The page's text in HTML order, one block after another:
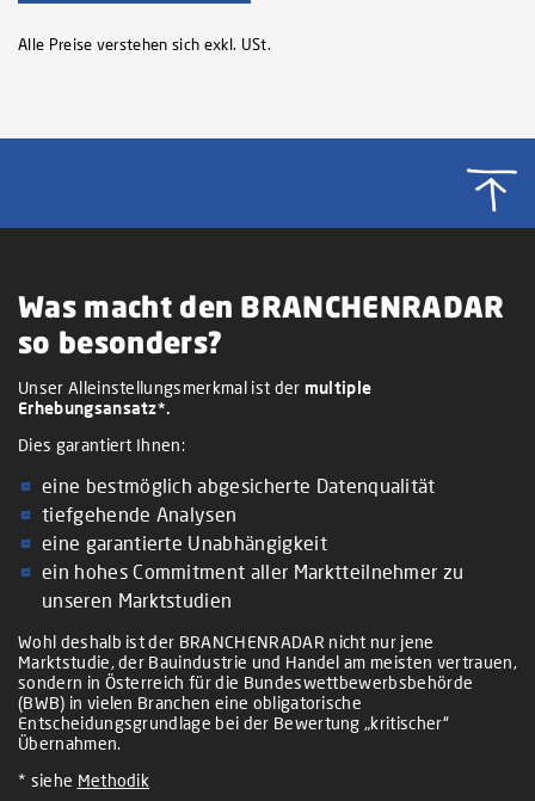
Alle Preise verstehen sich exkl. USt.
Was macht den BRANCHENRADAR
so besonders?
Unser Alleinstellungsmerkmal ist der multiple
Erhebungsansatz*.
Dies garantiert Ihnen:
eine bestmöglich abgesicherte Datenqualität
tiefgehende Analysen
eine garantierte Unabhängigkeit
ein hohes Commitment aller Marktteilnehmer zu
unseren Marktstudien
Wohl deshalb ist der BRANCHENRADAR nicht nur jene
Marktstudie, der Bauindustrie und Handel am meisten vertrauen,
sondern in Österreich für die Bundeswettbewerbsbehörde
(BWB) in vielen Branchen eine obligatorische
Entscheidungsgrundlage bei der Bewertung „kritischer“
Übernahmen.
* siehe Methodik